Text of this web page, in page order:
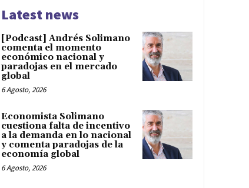
Latest news
[Podcast] Andrés Solimano
comenta el momento
económico nacional y
paradojas en el mercado
global
6 Agosto, 2026
Economista Solimano
cuestiona falta de incentivo
a la demanda en lo nacional
y comenta paradojas de la
economía global
6 Agosto, 2026